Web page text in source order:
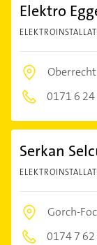
Elektro
0171 6
Serkan
Gorch-
0174 7